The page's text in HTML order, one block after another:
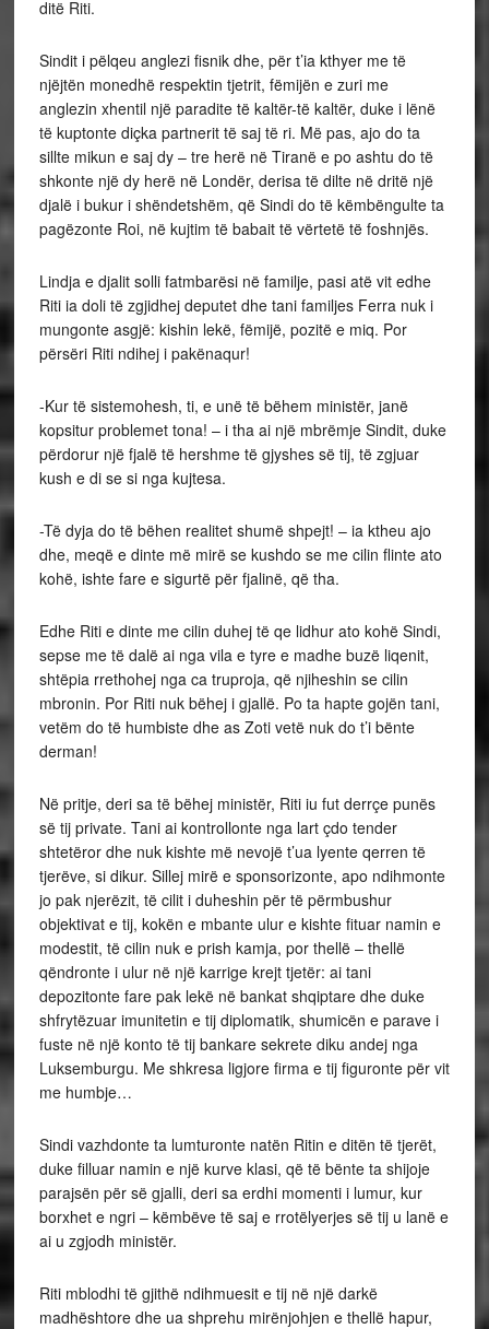
ditë Riti.
Sindit i pëlqeu anglezi fisnik dhe, për t’ia kthyer me të
njëjtën monedhë respektin tjetrit, fëmijën e zuri me
anglezin xhentil një paradite të kaltër-të kaltër, duke i lënë
të kuptonte diçka partnerit të saj të ri. Më pas, ajo do ta
sillte mikun e saj dy – tre herë në Tiranë e po ashtu do të
shkonte një dy herë në Londër, derisa të dilte në dritë një
djalë i bukur i shëndetshëm, që Sindi do të këmbëngulte ta
pagëzonte Roi, në kujtim të babait të vërtetë të foshnjës.
Lindja e djalit solli fatmbarësi në familje, pasi atë vit edhe
Riti ia doli të zgjidhej deputet dhe tani familjes Ferra nuk i
mungonte asgjë: kishin lekë, fëmijë, pozitë e miq. Por
përsëri Riti ndihej i pakënaqur!
-Kur të sistemohesh, ti, e unë të bëhem ministër, janë
kopsitur problemet tona! – i tha ai një mbrëmje Sindit, duke
përdorur një fjalë të hershme të gjyshes së tij, të zgjuar
kush e di se si nga kujtesa.
-Të dyja do të bëhen realitet shumë shpejt! – ia ktheu ajo
dhe, meqë e dinte më mirë se kushdo se me cilin flinte ato
kohë, ishte fare e sigurtë për fjalinë, që tha.
Edhe Riti e dinte me cilin duhej të qe lidhur ato kohë Sindi,
sepse me të dalë ai nga vila e tyre e madhe buzë liqenit,
shtëpia rrethohej nga ca truproja, që njiheshin se cilin
mbronin. Por Riti nuk bëhej i gjallë. Po ta hapte gojën tani,
vetëm do të humbiste dhe as Zoti vetë nuk do t’i bënte
derman!
Në pritje, deri sa të bëhej ministër, Riti iu fut derrçe punës
së tij private. Tani ai kontrollonte nga lart çdo tender
shtetëror dhe nuk kishte më nevojë t’ua lyente qerren të
tjerëve, si dikur. Sillej mirë e sponsorizonte, apo ndihmonte
jo pak njerëzit, të cilit i duheshin për të përmbushur
objektivat e tij, kokën e mbante ulur e kishte fituar namin e
modestit, të cilin nuk e prish kamja, por thellë – thellë
qëndronte i ulur në një karrige krejt tjetër: ai tani
depozitonte fare pak lekë në bankat shqiptare dhe duke
shfrytëzuar imunitetin e tij diplomatik, shumicën e parave i
fuste në një konto të tij bankare sekrete diku andej nga
Luksemburgu. Me shkresa ligjore firma e tij figuronte për vit
me humbje…
Sindi vazhdonte ta lumturonte natën Ritin e ditën të tjerët,
duke filluar namin e një kurve klasi, që të bënte ta shijoje
parajsën për së gjalli, deri sa erdhi momenti i lumur, kur
borxhet e ngri – këmbëve të saj e rrotëlyerjes së tij u lanë e
ai u zgjodh ministër.
Riti mblodhi të gjithë ndihmuesit e tij në një darkë
madhështore dhe ua shprehu mirënjohjen e thellë hapur,